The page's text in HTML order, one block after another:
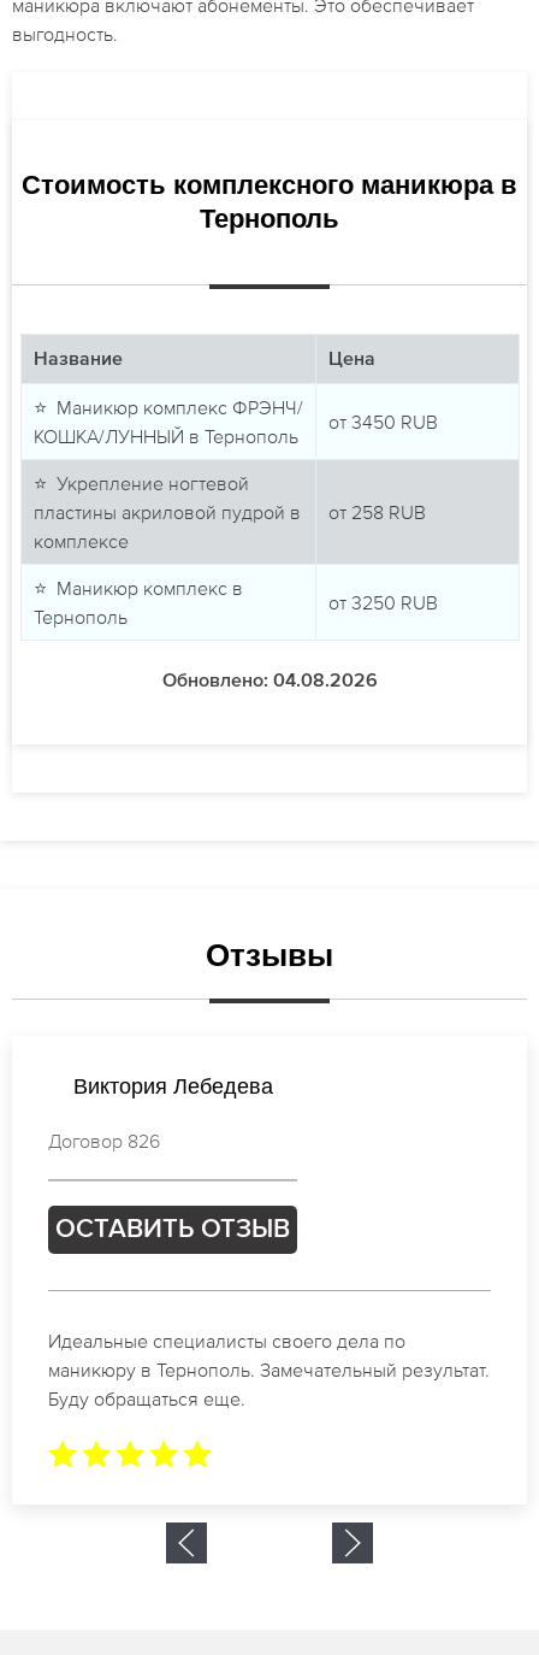
маникюра включают абонементы. Это обеспечивает
выгодность.
Стоимость комплексного маникюра в
Тернополь
Название Цена
⭐ Маникюр комплекс ФРЭНЧ/
КОШКА/ЛУННЫЙ в Тернополь
от 3450 RUB
⭐ Укрепление ногтевой
пластины акриловой пудрой в
комплексе
от 258 RUB
⭐ Маникюр комплекс в
Тернополь
от 3250 RUB
Обновлено: 04.08.2026
Отзывы
Елена Михайлова
Договор 407
ОСТАВИТЬ ОТЗЫВ
Спасибо огромное. Заказывала маникюр на день
рождение в Тернополь. За 1.5 часа все было
готово.